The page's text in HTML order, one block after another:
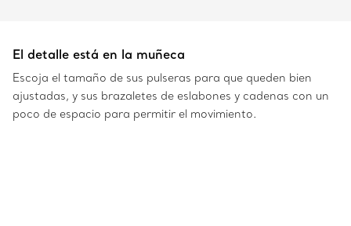
El detalle está en la muñeca
Escoja el tamaño de sus pulseras para que queden bien
ajustadas, y sus brazaletes de eslabones y cadenas con un
poco de espacio para permitir el movimiento.